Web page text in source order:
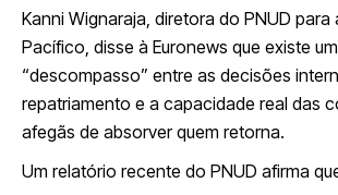
Kanni Wignaraja, diretora do PNUD para
Pacífico, disse à Euronews que existe um
“descompasso” entre as decisões
repatriamento e a capacidade real das
afegãs de absorver quem retorna.
Um relatório recente do PNUD afirma